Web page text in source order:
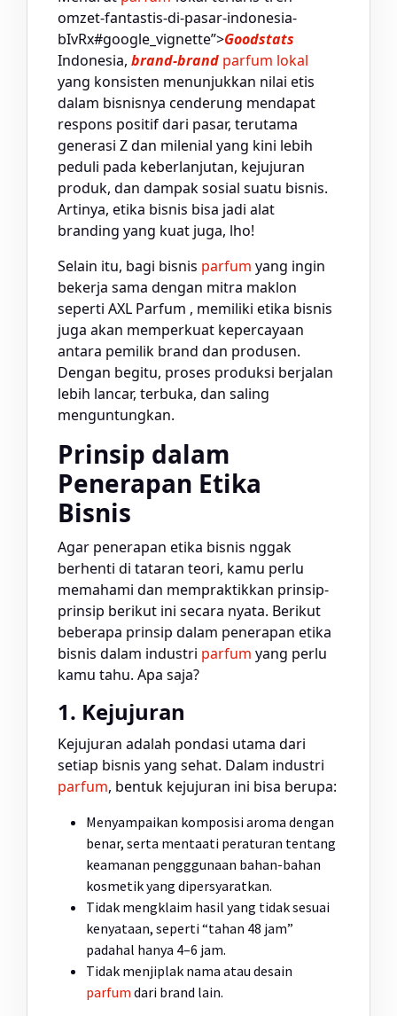
omzet-fantastis-di-pasar-indonesia-
bIvRx#google_vignette”>Goodstats
Indonesia, brand-brand parfum lokal
yang konsisten menunjukkan nilai etis
dalam bisnisnya cenderung mendapat
respons positif dari pasar, terutama
generasi Z dan milenial yang kini lebih
peduli pada keberlanjutan, kejujuran
produk, dan dampak sosial suatu bisnis.
Artinya, etika bisnis bisa jadi alat
branding yang kuat juga, lho!
Selain itu, bagi bisnis parfum yang ingin
bekerja sama dengan mitra maklon
seperti AXL Parfum , memiliki etika bisnis
juga akan memperkuat kepercayaan
antara pemilik brand dan produsen.
Dengan begitu, proses produksi berjalan
lebih lancar, terbuka, dan saling
menguntungkan.
Prinsip dalam
Penerapan Etika
Bisnis
Agar penerapan etika bisnis nggak
berhenti di tataran teori, kamu perlu
memahami dan mempraktikkan prinsip-
prinsip berikut ini secara nyata. Berikut
beberapa prinsip dalam penerapan etika
bisnis dalam industri parfum yang perlu
kamu tahu. Apa saja?
1. Kejujuran
Kejujuran adalah pondasi utama dari
setiap bisnis yang sehat. Dalam industri
parfum, bentuk kejujuran ini bisa berupa:
Menyampaikan komposisi aroma dengan
benar, serta mentaati peraturan tentang
keamanan pengggunaan bahan-bahan
kosmetik yang dipersyaratkan.
Tidak mengklaim hasil yang tidak sesuai
kenyataan, seperti “tahan 48 jam”
padahal hanya 4–6 jam.
Tidak menjiplak nama atau desain
parfum dari brand lain.